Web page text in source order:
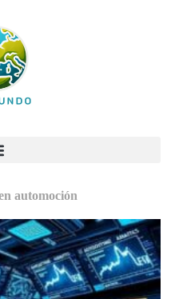
automoción